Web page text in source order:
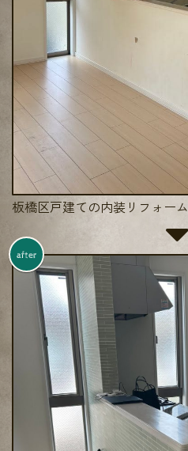
板橋区戸建ての内装リフォーム
after